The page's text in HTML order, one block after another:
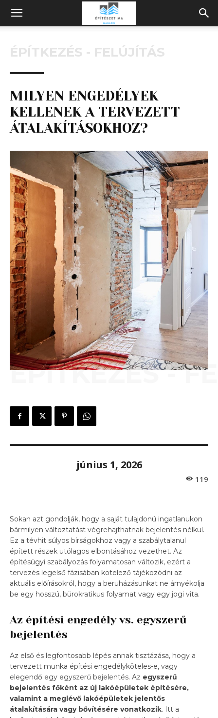
Építeszeti
Magazin
ÉPÍTKEZÉS - FELÚJÍTÁS
MILYEN ENGEDÉLYEK
KELLENEK A TERVEZETT
ÁTALAKÍTÁSOKHOZ?
ÉPÍTKEZÉS -
június 1, 2026
119
Sokan azt gondolják, hogy a saját tulajdonú ingatlanukon
bármilyen változtatást végrehajthatnak bejelentés nélkül.
Ez a tévhit súlyos bírságokhoz vagy a szabálytalanul
épített részek utólagos elbontásához vezethet. Az
építésügyi szabályozás folyamatosan változik, ezért a
tervezés legelső fázisában kötelező tájékozódni az
aktuális előírásokról, hogy a beruházásunkat ne árnyékolja
be egy hosszú, bürokratikus folyamat vagy egy jogi vita.
Az építési engedély vs. egyszerű
bejelentés
Az első és legfontosabb lépés annak tisztázása, hogy a
tervezett munka építési engedélyköteles-e, vagy
elegendő egy egyszerű bejelentés. Az egyszerű
bejelentés főként az új lakóépületek építésére,
valamint a meglévő lakóépületek jelentős
átalakítására vagy bővítésére vonatkozik. Itt a